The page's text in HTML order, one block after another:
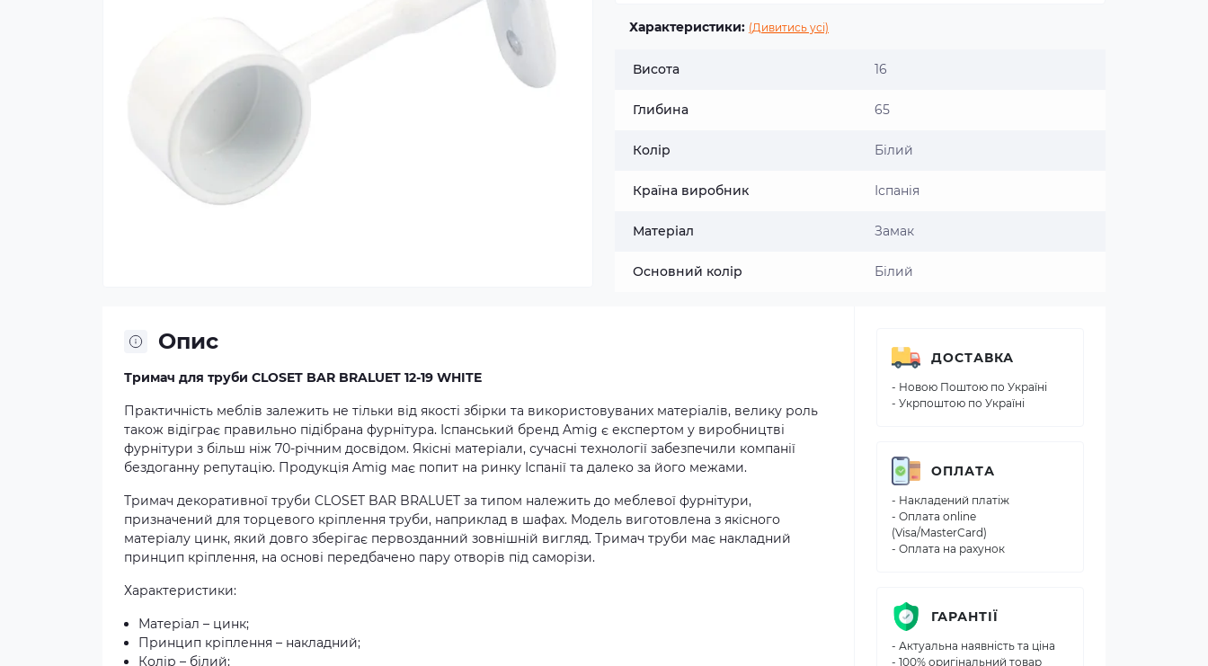
Характеристики: (Дивитись усі)
Висота 16
Глибина 65
Колір Білий
Країна виробник Іспанія
Матеріал Замак
Основний колір Білий
Опис
Тримач для труби CLOSET BAR BRALUET 12-19 WHITE
Практичність меблів залежить не тільки від якості збірки та використовуваних матеріалів, велику роль
також відіграє правильно підібрана фурнітура. Іспанський бренд Amig є експертом у виробництві
фурнітури з більш ніж 70-річним досвідом. Якісні матеріали, сучасні технології забезпечили компанії
бездоганну репутацію. Продукція Amig має попит на ринку Іспанії та далеко за його межами.
Тримач декоративної труби CLOSET BAR BRALUET за типом належить до меблевої фурнітури,
призначений для торцевого кріплення труби, наприклад в шафах. Модель виготовлена з якісного
матеріалу цинк, який довго зберігає первозданний зовнішній вигляд. Тримач труби має накладний
принцип кріплення, на основі передбачено пару отворів під саморізи.
Характеристики:
Матеріал – цинк;
Принцип кріплення – накладний;
Колір – білий;
ДОСТАВКА
- Новою Поштою по Україні
- Укрпоштою по Україні
ОПЛАТА
- Накладений платіж
- Оплата online
(Visa/MasterCard)
- Оплата на рахунок
ГАРАНТІЇ
- Актуальна наявність та ціна
- 100% оригінальний товар